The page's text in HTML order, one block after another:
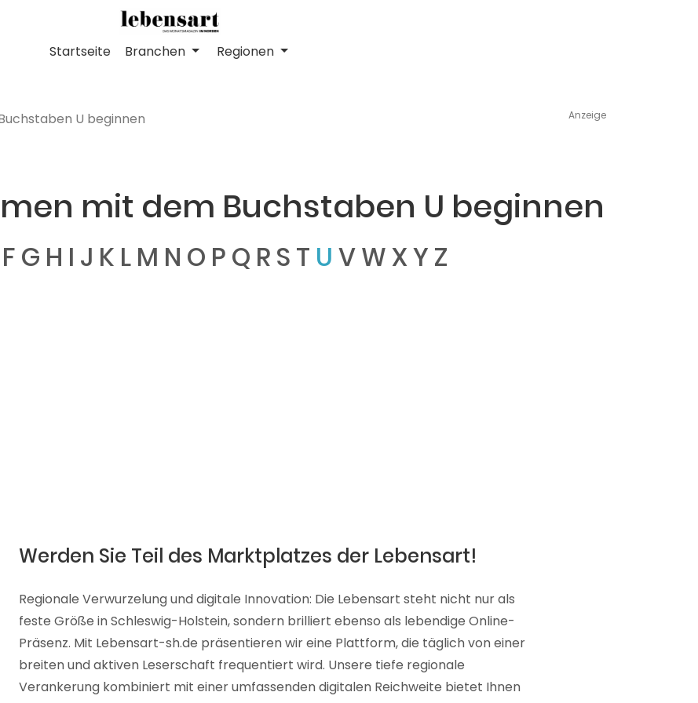
Startseite Branchen Regionen
U beginnen Anzeige
mit dem Buchstaben U beginnen
F G H I J K L M N O P Q R S T U VWXY Z
Werden Sie Teil des Marktplatzes der Lebensart!
Regionale Verwurzelung und digitale Innovation: Die Lebensart steht nicht nur als
feste Größe in Schleswig-Holstein, sondern brilliert ebenso als lebendige Online-
Präsenz. Mit Lebensart-sh.de präsentieren wir eine Plattform, die täglich von einer
breiten und aktiven Leserschaft frequentiert wird. Unsere tiefe regionale
Verankerung kombiniert mit einer umfassenden digitalen Reichweite bietet Ihnen